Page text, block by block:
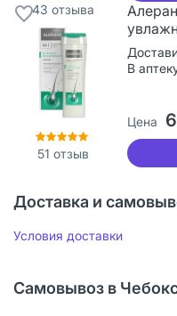
43 отзыва
51 отзыв
В
Цена
Доставка и
Условия доставки
Самовывоз в